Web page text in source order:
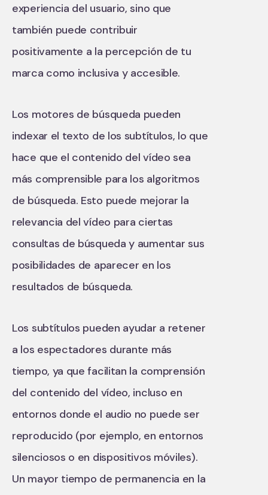
experiencia del usuario, sino que
también puede contribuir
positivamente a la percepción de tu
marca como inclusiva y accesible.
Los motores de búsqueda pueden
indexar el texto de los subtítulos, lo que
hace que el contenido del vídeo sea
más comprensible para los algoritmos
de búsqueda. Esto puede mejorar la
relevancia del vídeo para ciertas
consultas de búsqueda y aumentar sus
posibilidades de aparecer en los
resultados de búsqueda.
Los subtítulos pueden ayudar a retener
a los espectadores durante más
tiempo, ya que facilitan la comprensión
del contenido del vídeo, incluso en
entornos donde el audio no puede ser
reproducido (por ejemplo, en entornos
silenciosos o en dispositivos móviles).
Un mayor tiempo de permanencia en la